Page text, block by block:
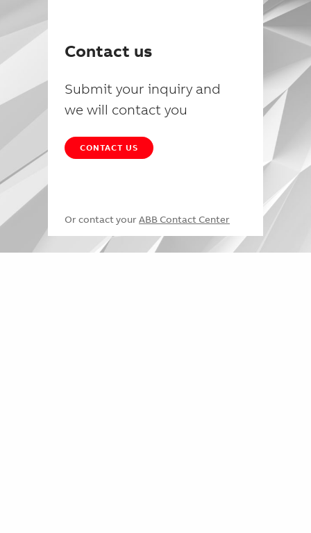
Contact us
Submit your inquiry and
we will contact you
CONTACT US
Or contact your ABB Contact Center